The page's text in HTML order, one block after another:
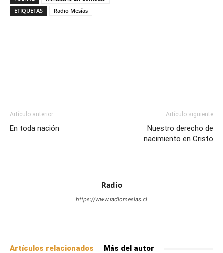
ETIQUETAS
Radio Mesías
Artículo anterior
En toda nación
Artículo siguiente
Nuestro derecho de
nacimiento en Cristo
Radio
https://www.radiomesias.cl
Artículos relacionados Más del autor